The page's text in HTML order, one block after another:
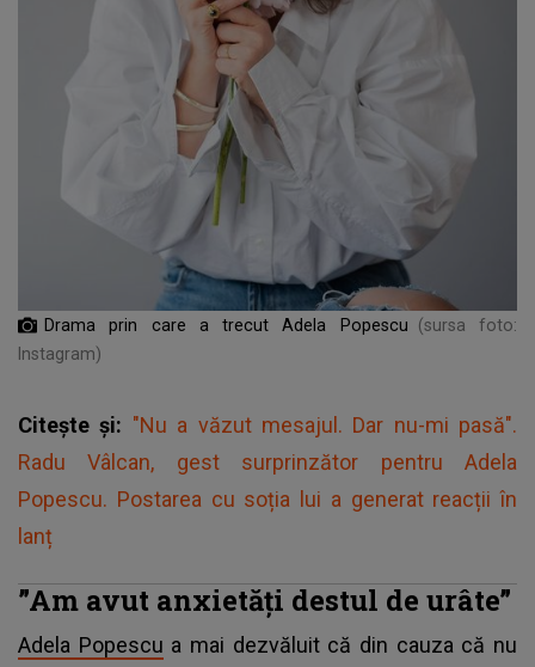
Drama prin care a trecut Adela Popescu
(sursa foto:
Instagram)
Citește și: "Nu a văzut mesajul. Dar nu-mi pasă".
Radu Vâlcan, gest surprinzător pentru Adela
Popescu. Postarea cu soția lui a generat reacții în
lanț
”Am avut anxietăți destul de urâte”
Adela Popescu a mai dezvăluit că din cauza că nu